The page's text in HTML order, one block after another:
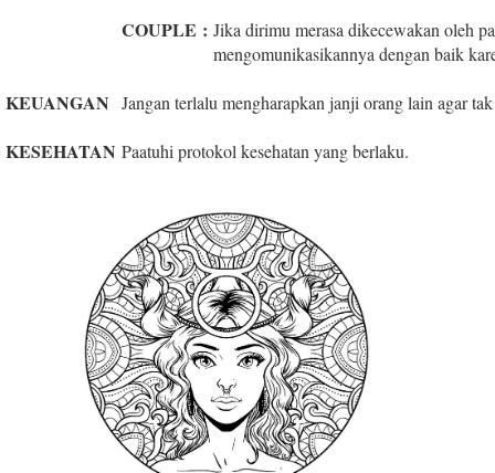
COUPLE : Jika dirimu merasa dikecewakan oleh
mengomunikasikannya dengan baik
KEUANGAN Jangan terlalu mengharapkan janji orang lain agar
KESEHATAN Paatuhi protokol kesehatan yang berlaku.